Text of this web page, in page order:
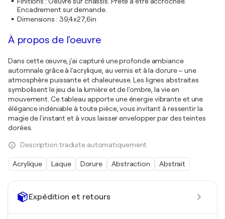
Expédition et retours
Encadrement sur demande.
Dimensions : 39,4x27,6in
À propos de l'oeuvre
Dans cette œuvre, j'ai capturé une profonde ambiance
automnale grâce à l'acrylique, au vernis et à la dorure – une
atmosphère puissante et chaleureuse. Les lignes abstraites
symbolisent le jeu de la lumière et de l'ombre, la vie en
mouvement. Ce tableau apporte une énergie vibrante et une
élégance indéniable à toute pièce, vous invitant à ressentir la
magie de l'instant et à vous laisser envelopper par des teintes
dorées.
Description traduite automatiquement.
Acrylique Laque Dorure Abstraction Abstrait